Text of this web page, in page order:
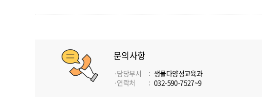
문의사항
담당부서
생물다양성교육과
연락처
032-590-7527~9